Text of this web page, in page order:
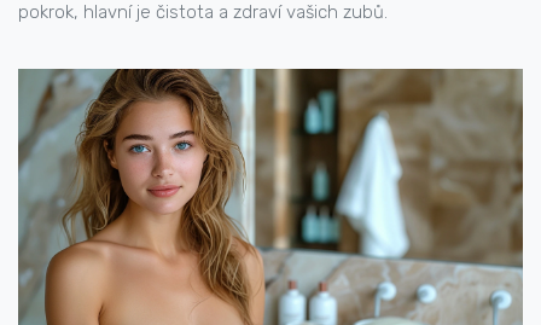
pokrok, hlavní je čistota a zdraví vašich zubů.